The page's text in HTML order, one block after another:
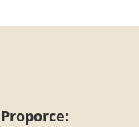
Proporce: